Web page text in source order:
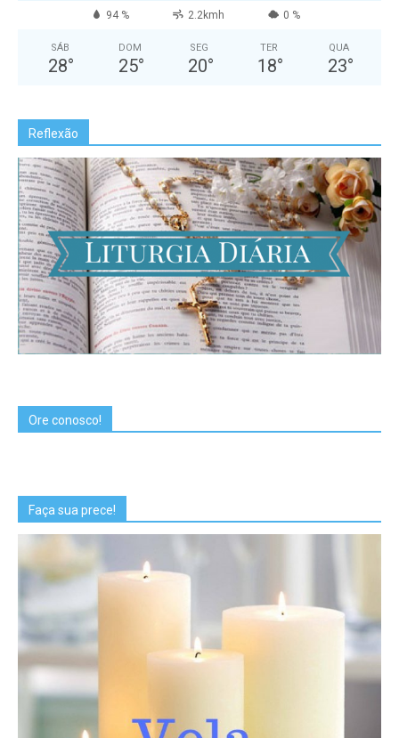
94 % 2.2kmh 0 %
SÁB
28°
DOM
25°
SEG
20°
TER
18°
QUA
23°
Reflexão
Ore conosco!
Faça sua prece!